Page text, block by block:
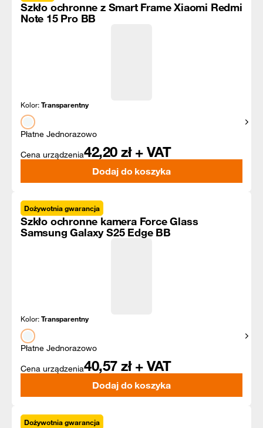
Szkło ochronne z Smart Frame Xiaomi Redmi
Note 15 Pro BB
Kolor:Transparentny
Płatne Jednorazowo
Cena urządzenia42,20 zł + VAT
Dodaj do koszyka
Dożywotnia gwarancja
Szkło ochronne kamera Force Glass
Samsung Galaxy S25 Edge BB
Kolor:Transparentny
Płatne Jednorazowo
Cena urządzenia40,57 zł + VAT
Dodaj do koszyka
Dożywotnia gwarancja